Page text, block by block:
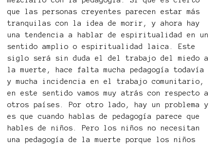
que las personas creyentes parecen estar más
tranquilas con la idea de morir, y ahora hay
una tendencia a hablar de espiritualidad en un
sentido amplio o espiritualidad laica. Este
siglo será sin duda el del trabajo del miedo a
la muerte, hace falta mucha pedagogía todavía
y mucha incidencia en el trabajo comunitario,
en este sentido vamos muy atrás con respecto a
otros países. Por otro lado, hay un problema y
es que cuando hablas de pedagogía parece que
hables de niños. Pero los niños no necesitan
una pedagogía de la muerte porque los niños